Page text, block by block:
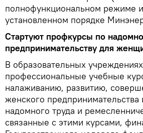
полнофункциональном режиме
установленном порядке
Стартуют профкурсы по
предпринимательству для
В образовательных
профессиональные учебные
налаживанию, развитию,
женского предпринимательства
надомного труда и
связанные с этими курсами,